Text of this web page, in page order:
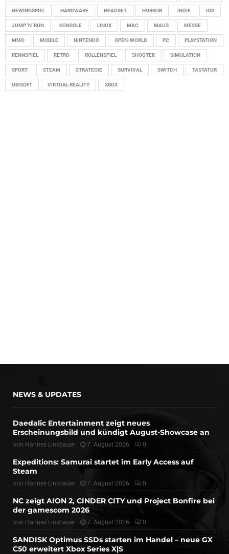
GEWINNSPIEL HARDWARE HEADSET HORROR INDIE IOS
JUMP 'N' RUN KONSOLE LINUX MAC MAUS MESSE
MMO MOBILE NINTENDO OPEN-WORLD PC PLAYSTATION
RENNSPIEL RETRO ROLLENSPIEL SHOOTER SIMULATION
SPORT STEAM STRATEGIE SURVIVAL SWITCH TASTATUR
UBISOFT VIRTUAL REALITY XBOX
NEWS & UPDATES
Daedalic Entertainment zeigt neues
Erscheinungsbild und kündigt August-Showcase an
von Hannes Linsbauer 7. August 2026 0
Expeditions: Samurai startet im Early Access auf
Steam
von Hannes Linsbauer 7. August 2026 0
NC zeigt AION 2, CINDER CITY und Project Bonfire bei
der gamescom 2026
von Hannes Linsbauer 7. August 2026 0
SANDISK Optimus SSDs starten im Handel – neue GX
C50 erweitert Xbox Series X|S